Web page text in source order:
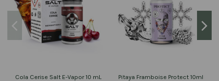
Cola Cerise Salt E-Vapor 10 mL
Pitaya Framboise Protect 10ml